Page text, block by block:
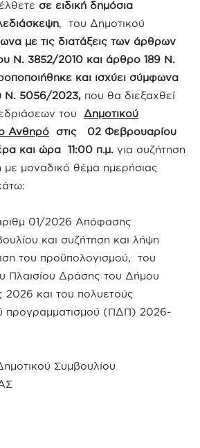
σε ειδική δημόσια
, του Δημοτικού
με τις διατάξεις των άρθρων
Ν. 3852/2010 και άρθρο 189 Ν.
και ισχύει σύμφωνα
Ν. 5056/2023, που θα διεξαχθεί
του Δημοτικού
Ανθηρό στις 02 Φεβρουαρίου
και ώρα 11:00 π.μ. για συζήτηση
μοναδικό θέμα ημερήσιας
01/2026 Απόφασης
και συζήτηση και λήψη
του προϋπολογισμού, του
Πλαισίου Δράσης του Δήμου
2026 και του πολυετούς
προγραμματισμού (ΠΔΠ) 2026-
Συμβουλίου